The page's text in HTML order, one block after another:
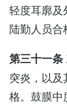
轻度耳廓及
陆勤人员合
第三十一条
突炎，以
格。鼓膜